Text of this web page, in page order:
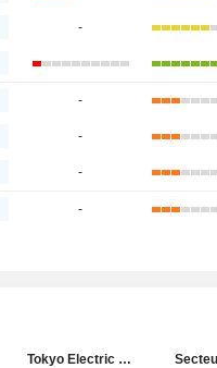
-
-
-
-
-
Tokyo Electric Power Company Holdings, Incorporated